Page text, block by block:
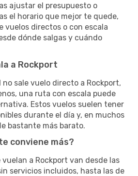
ajustar el presupuesto o
el horario que mejor te quede,
vuelos directos o con escala
dónde salgas y cuándo
a Rockport
sale vuelo directo a Rockport,
una ruta con escala puede
Estos vuelos suelen tener
durante el día y, en muchos
bastante más barato.
conviene más?
vuelan a Rockport van desde las
servicios incluidos, hasta las de